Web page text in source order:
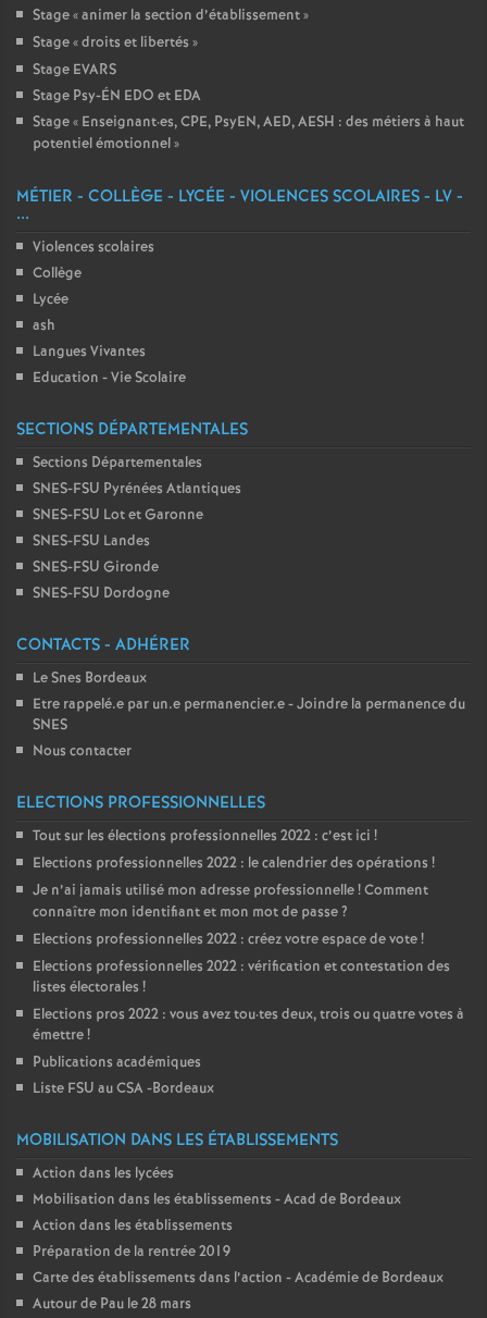
Stage «animer la section d’établissement»
Stage «droits et libertés »
Stage EVARS
Stage Psy-ÉN EDO et EDA
Stage « Enseignant·es, CPE, PsyEN, AED, AESH : des métiers à haut
potentiel émotionnel»
MÉTIER - COLLÈGE - LYCÉE - VIOLENCES SCOLAIRES - LV -
...
Violences scolaires
Collège
Lycée
ash
Langues Vivantes
Education - Vie Scolaire
SECTIONS DÉPARTEMENTALES
Sections Départementales
SNES-FSU Pyrénées Atlantiques
SNES-FSU Lot et Garonne
SNES-FSU Landes
SNES-FSU Gironde
SNES-FSU Dordogne
CONTACTS - ADHÉRER
Le Snes Bordeaux
Etre rappelé.e par un.e permanencier.e - Joindre la permanence du
SNES
Nous contacter
ELECTIONS PROFESSIONNELLES
Tout sur les élections professionnelles 2022 : c’est ici !
Elections professionnelles 2022 : le calendrier des opérations !
Je n’ai jamais utilisé mon adresse professionnelle! Comment
connaître mon identifiant et mon mot de passe?
Elections professionnelles 2022 : créez votre espace de vote!
Elections professionnelles 2022 : vérification et contestation des
listes électorales !
Elections pros 2022 : vous avez tou·tes deux, trois ou quatre votes à
émettre!
Publications académiques
Liste FSU au CSA -Bordeaux
MOBILISATION DANS LES ÉTABLISSEMENTS
Action dans les lycées
Mobilisation dans les établissements - Acad de Bordeaux
Action dans les établissements
Préparation de la rentrée 2019
Carte des établissements dans l’action - Académie de Bordeaux
Autour de Pau le 28 mars